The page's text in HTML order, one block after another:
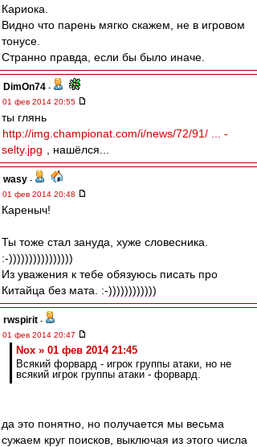
Кариока.
Видно что парень мягко скажем, не в игровом
тонусе.
Странно правда, если бы было иначе.
DimOn74 -
01 фев 2014 20:55
ты глянь
http://img.championat.com/i/news/72/91/ ... -
selty.jpg
, нашёлся...
wasy -
01 фев 2014 20:48
Кареныч!
Ты тоже стал зануда, хуже словесника.
:-))))))))))))))))
Из уважения к тебе обязуюсь писать про
Китайца без мата. :-))))))))))))
rwspirit -
01 фев 2014 20:47
Nox » 01 фев 2014 21:45
Всякий форвард - игрок группы атаки, но не
всякий игрок группы атаки - форвард.
да это понятно, но получается мы весьма
сужаем круг поисков, выключая из этого числа